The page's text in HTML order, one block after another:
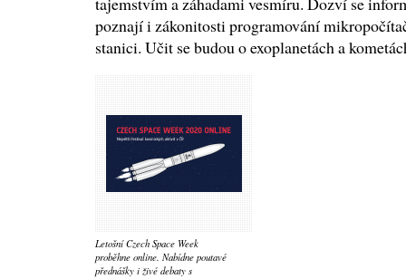
poznají i zákonitosti programování
stanici. Učit se budou o exoplanetách a
Letošní Czech Space Week
proběhne online. Nabídne poutavé
přednášky i živé debaty s